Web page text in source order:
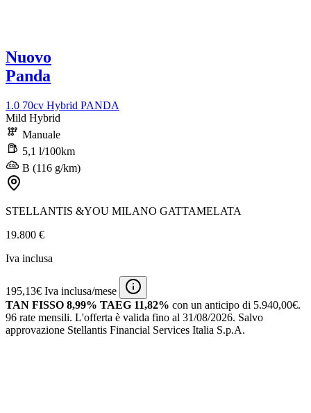
Nuovo
Panda
1.0 70cv Hybrid PANDA
Mild Hybrid
Manuale
5,1 l/100km
B (116 g/km)
STELLANTIS &YOU MILANO GATTAMELATA
19.800 €
Iva inclusa
195,13€ Iva inclusa/mese
TAN FISSO 8,99% TAEG 11,82% con un anticipo di 5.940,00€.
96 rate mensili. L'offerta è valida fino al 31/08/2026. Salvo
approvazione Stellantis Financial Services Italia S.p.A.